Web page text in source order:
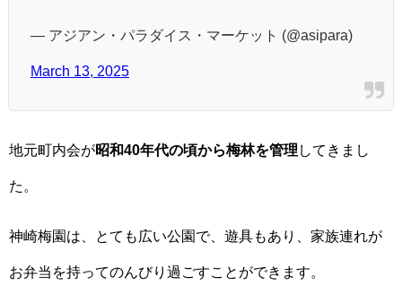
— アジアン・パラダイス・マーケット (@asipara)
March 13, 2025
地元町内会が昭和40年代の頃から梅林を管理 してきまし
た。
神崎梅園は、とても広い公園で、遊具もあり、家族連れが
お弁当を持ってのんびり過ごすことができます。